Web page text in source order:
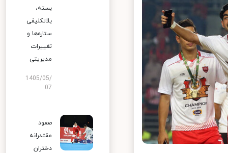
بسته،
بلاتکلیفی
ستاره‌ها و
تغییرات
مدیریتی
1405/05/
07
صعود
مقتدرانه
دختران